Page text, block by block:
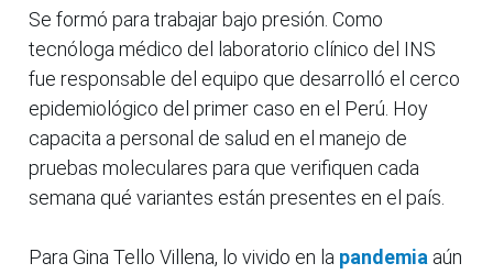
Se formó para trabajar bajo presión. Como
tecnóloga médico del laboratorio clínico del INS
fue responsable del equipo que desarrolló el cerco
epidemiológico del primer caso en el Perú. Hoy
capacita a personal de salud en el manejo de
pruebas moleculares para que verifiquen cada
semana qué variantes están presentes en el país.
Para Gina Tello Villena, lo vivido en la pandemia aún